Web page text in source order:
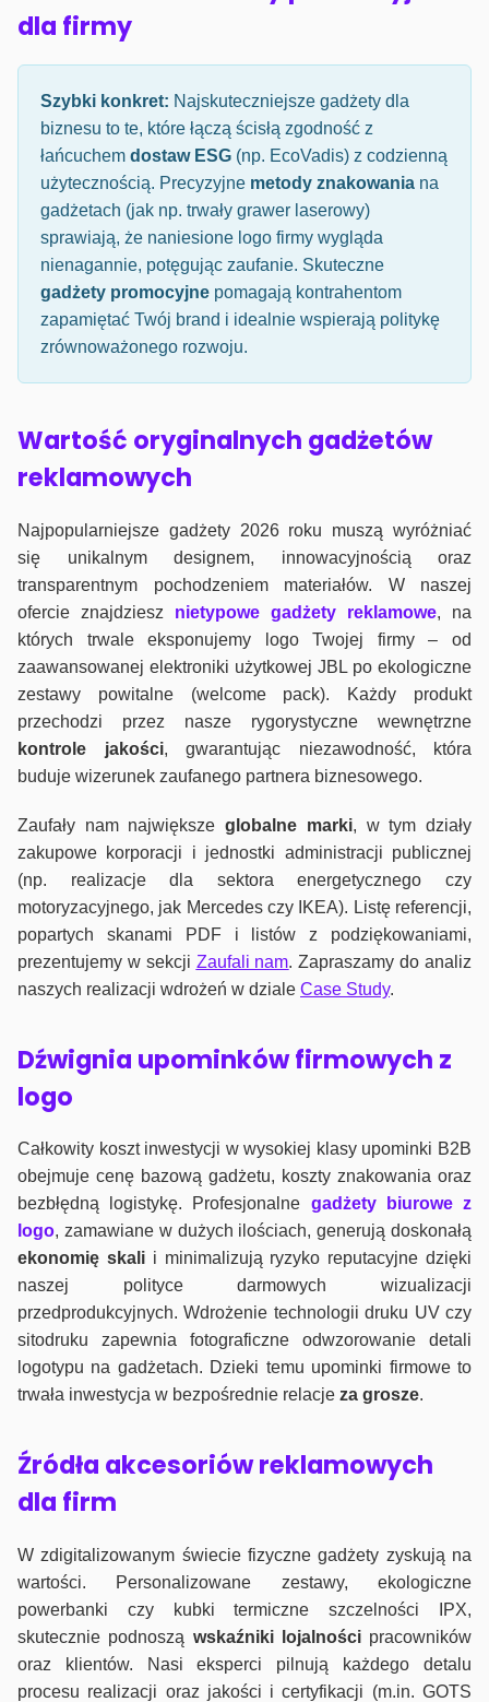
dla firmy
Szybki konkret: Najskuteczniejsze gadżety dla
biznesu to te, które łączą ścisłą zgodność z
łańcuchem dostaw ESG (np. EcoVadis) z codzienną
użytecznością. Precyzyjne metody znakowania na
gadżetach (jak np. trwały grawer laserowy)
sprawiają, że naniesione logo firmy wygląda
nienagannie, potęgując zaufanie. Skuteczne
gadżety promocyjne pomagają kontrahentom
zapamiętać Twój brand i idealnie wspierają politykę
zrównoważonego rozwoju.
Wartość oryginalnych gadżetów
reklamowych
Najpopularniejsze gadżety 2026 roku muszą wyróżniać
się unikalnym designem, innowacyjnością oraz
transparentnym pochodzeniem materiałów. W naszej
ofercie znajdziesz nietypowe gadżety reklamowe, na
których trwale eksponujemy logo Twojej firmy – od
zaawansowanej elektroniki użytkowej JBL po ekologiczne
zestawy powitalne (welcome pack). Każdy produkt
przechodzi przez nasze rygorystyczne wewnętrzne
kontrole jakości, gwarantując niezawodność, która
buduje wizerunek zaufanego partnera biznesowego.
Zaufały nam największeglobalne marki, w tym działy
zakupowe korporacji i jednostki administracji publicznej
(np. realizacje dla sektora energetycznego czy
motoryzacyjnego, jak Mercedes czy IKEA). Listę referencji,
popartych skanami PDF i listów z podziękowaniami,
prezentujemy w sekcji Zaufali nam. Zapraszamy do analiz
naszych realizacji wdrożeń w dziale Case Study.
Dźwignia upominków firmowych z
logo
Całkowity koszt inwestycji w wysokiej klasy upominki B2B
obejmuje cenę bazową gadżetu, koszty znakowania oraz
bezbłędną logistykę. Profesjonalne gadżety biurowe z
logo, zamawiane w dużych ilościach, generują doskonałą
ekonomię skalii minimalizują ryzyko reputacyjne dzięki
naszej polityce darmowych wizualizacji
przedprodukcyjnych. Wdrożenie technologii druku UV czy
sitodruku zapewnia fotograficzne odwzorowanie detali
logotypu na gadżetach. Dzieki temu upominki firmowe to
trwała inwestycja w bezpośrednie relacje za grosze.
Źródła akcesoriów reklamowych
dla firm
W zdigitalizowanym świecie fizyczne gadżety zyskują na
wartości. Personalizowane zestawy, ekologiczne
powerbanki czy kubki termiczne szczelności IPX,
skutecznie podnoszą wskaźniki lojalnościpracowników
oraz klientów. Nasi eksperci pilnują każdego detalu
procesu realizacji oraz jakości i certyfikacji (m.in. GOTS